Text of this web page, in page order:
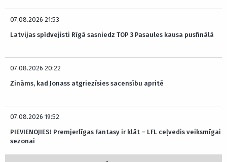
07.08.2026 21:53
Latvijas spīdvejisti Rīgā sasniedz TOP 3 Pasaules kausa pusfinālā
07.08.2026 20:22
Zināms, kad Jonass atgriezīsies sacensību apritē
07.08.2026 19:52
PIEVIENOJIES! Premjerlīgas Fantasy ir klāt – LFL ceļvedis veiksmīgai
sezonai